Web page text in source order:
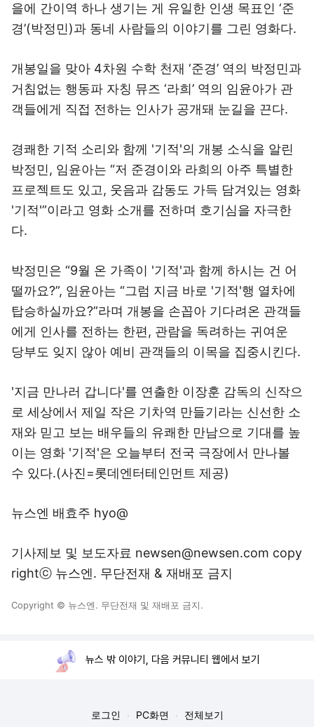
을에 간이역 하나 생기는 게 유일한 인생 목표인 ‘준
경’(박정민)과 동네 사람들의 이야기를 그린 영화다.
개봉일을 맞아 4차원 수학 천재 ‘준경’ 역의 박정민과
거침없는 행동파 자칭 뮤즈 ‘라희’ 역의 임윤아가 관
객들에게 직접 전하는 인사가 공개돼 눈길을 끈다.
경쾌한 기적 소리와 함께 '기적'의 개봉 소식을 알린
박정민, 임윤아는 “저 준경이와 라희의 아주 특별한
프로젝트도 있고, 웃음과 감동도 가득 담겨있는 영화
'기적'”이라고 영화 소개를 전하며 호기심을 자극한
다.
박정민은 “9월 온 가족이 '기적'과 함께 하시는 건 어
떨까요?”, 임윤아는 “그럼 지금 바로 '기적'행 열차에
탑승하실까요?”라며 개봉을 손꼽아 기다려온 관객들
에게 인사를 전하는 한편, 관람을 독려하는 귀여운
당부도 잊지 않아 예비 관객들의 이목을 집중시킨다.
'지금 만나러 갑니다'를 연출한 이장훈 감독의 신작으
로 세상에서 제일 작은 기차역 만들기라는 신선한 소
재와 믿고 보는 배우들의 유쾌한 만남으로 기대를 높
이는 영화 '기적'은 오늘부터 전국 극장에서 만나볼
수 있다.(사진=롯데엔터테인먼트 제공)
뉴스엔 배효주 hyo@
기사제보 및 보도자료 newsen@newsen.com copy
rightⓒ 뉴스엔. 무단전재 & 재배포 금지
Copyright © 뉴스엔. 무단전재 및 재배포 금지.
뉴스 밖 이야기, 다음 커뮤니티 웹에서 보기
로그인 PC화면 전체보기